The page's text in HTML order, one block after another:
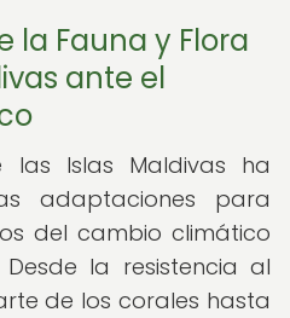
la Fauna y Flora
ante el
las Islas Maldivas ha
adaptaciones para
del cambio climático
la resistencia al
de los corales hasta